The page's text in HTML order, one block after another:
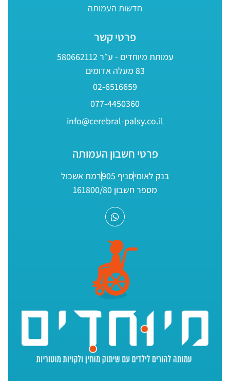
חדשות העמותה
פרטי קשר
עמותת מיוחדים - ע״ר 580662112
83 מעלה אדומים
02-6516659
077-4450360
info@cerebral-palsy.co.il
פרטי חשבון העמותה
בנק לאומיסניף 905
רמת אשכול
מספר חשבון 161800/80